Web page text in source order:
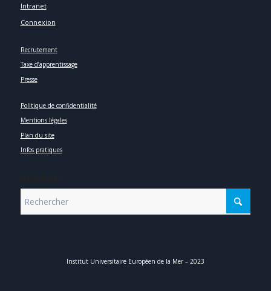
Intranet
Connexion
Recrutement
Taxe d’apprentissage
Presse
Politique de confidentialité
Mentions légales
Plan du site
Infos pratiques
Institut Universitaire Européen de la Mer – 2023